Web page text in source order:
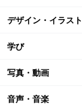
デザイン・イラスト
学び
写真・動画
音声・音楽